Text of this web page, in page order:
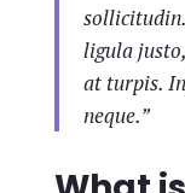
ligula
at turpis.
neque.”